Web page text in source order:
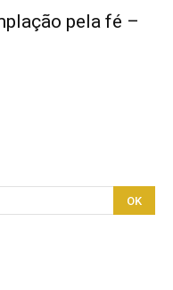
pela fé –